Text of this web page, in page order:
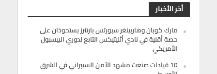
أخر الأخبار
مارك كوبان وهاربينغر سبورتس بارتنرز يستحوذان على
حصة أقلية في نادي أثليتيكس التابع لدوري البيسبول
الأمريكي
10 قيادات صنعت مشهد الأمن السيبراني في الشرق